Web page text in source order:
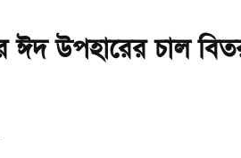
ঈদ উপহারের চাল